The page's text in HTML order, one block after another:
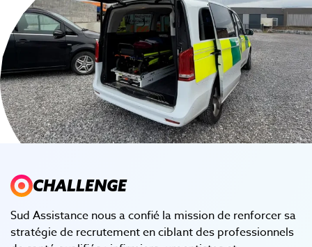
CHALLENGE
Sud Assistance nous a confié la mission de renforcer sa
stratégie de recrutement en ciblant des professionnels